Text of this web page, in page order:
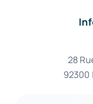
28
92300